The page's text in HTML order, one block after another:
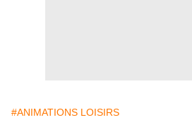
#ANIMATIONS LOISIRS